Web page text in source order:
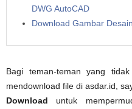
DWG AutoCAD
Download Gambar
Bagi teman-teman yang
mendownload file di asdar.id,
Download untuk